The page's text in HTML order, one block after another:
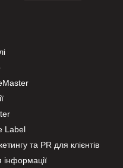
Label
та PR для клієнтів
інформації